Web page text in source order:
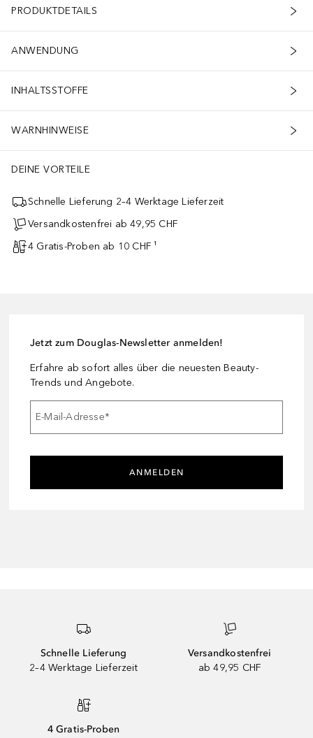
PRODUKTDETAILS
ANWENDUNG
INHALTSSTOFFE
WARNHINWEISE
DEINE VORTEILE
Schnelle Lieferung 2–4 Werktage Lieferzeit
Versandkostenfrei ab 49,95 CHF
4 Gratis-Proben ab 10 CHF ¹
Jetzt zum Douglas-Newsletter anmelden!
Erfahre ab sofort alles über die neuesten Beauty-
Trends und Angebote.
E-Mail-Adresse*
ANMELDEN
Schnelle Lieferung
2–4 Werktage Lieferzeit
Versandkostenfrei
ab 49,95 CHF
4 Gratis-Proben